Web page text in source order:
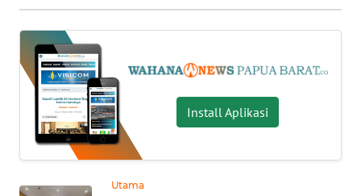
Install Aplikasi
Utama
UTAMA
NUSANTARA
KHAS
SERBA-
SERBI